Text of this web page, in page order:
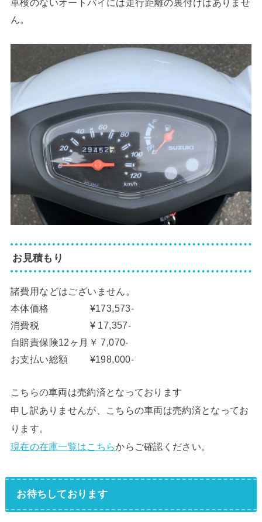
車検のないオートバイには走行距離の裏付けはありませ
ん。
お見積もり
諸費用などはございません。
本体価格 ¥173,573-
消費税 ¥ 17,357-
自賠責保険12ヶ月￥ 7,070-
お支払い総額 ¥198,000-
こちらの車両は売約済となっております
申し訳ありませんが、こちらの車両は売約済となってお
ります。
現在の在庫一覧はこちらからご確認ください。
お待ちしております